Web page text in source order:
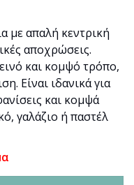
με απαλή κεντρική
αποχρώσεις.
και κομψό τρόπο,
Είναι ιδανικά για
και κομψά
γαλάζιο ή παστέλ